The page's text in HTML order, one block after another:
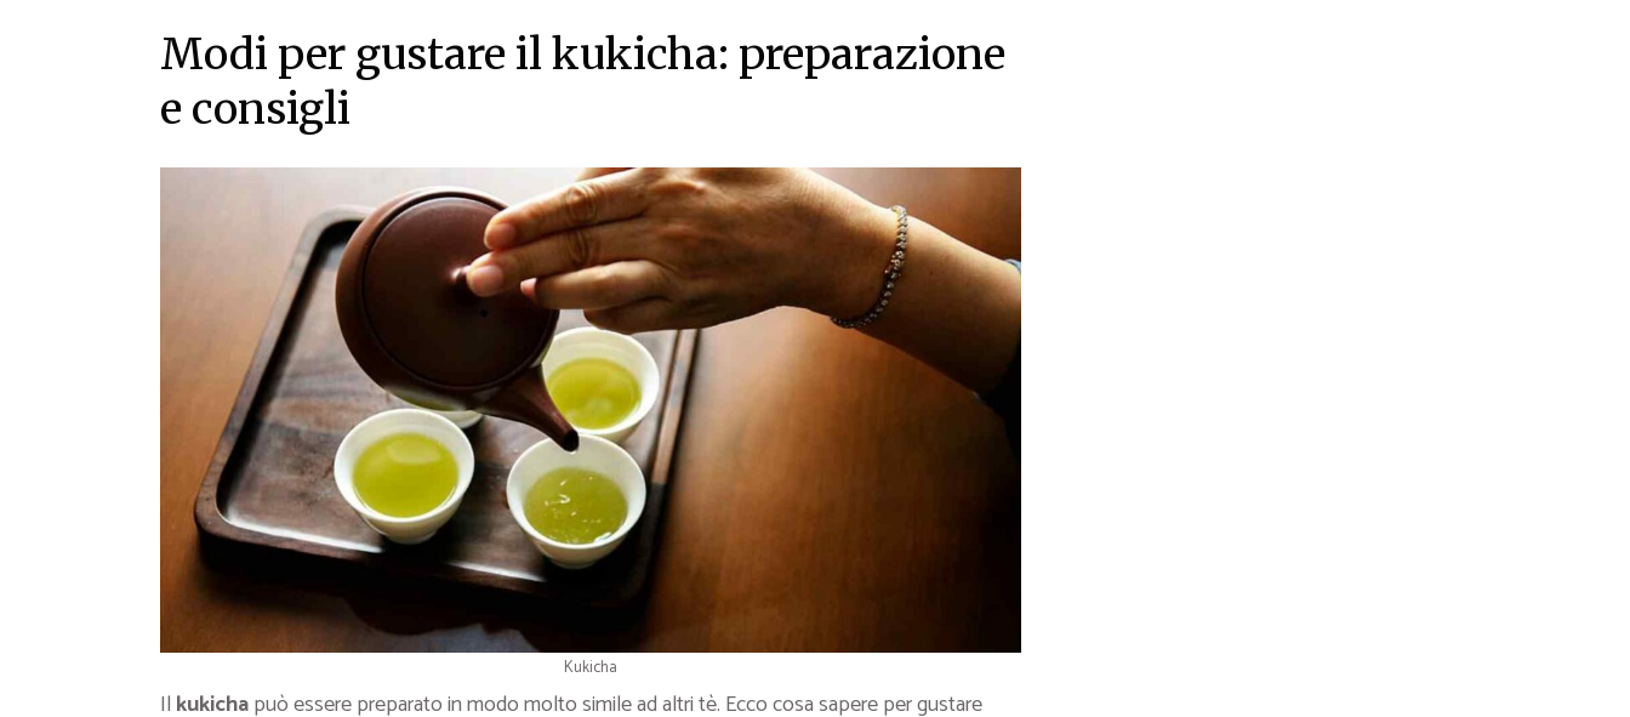
Modi per gustare il kukicha: preparazione
e consigli
Kukicha
Il kukichapuò essere preparato in modo molto simile ad altri tè. Ecco cosa sapere per gustare